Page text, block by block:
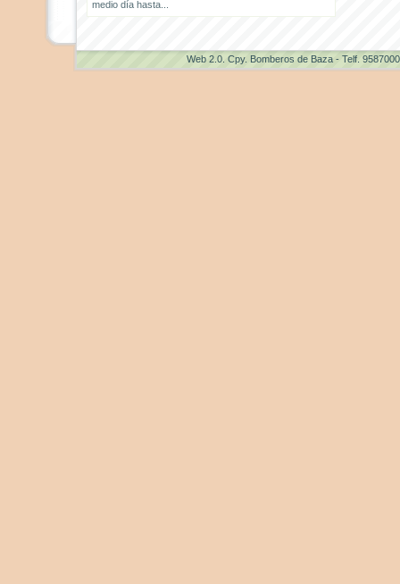
medio día hasta...
Web 2.0 . Cpy. Bomberos de Baza - Telf.